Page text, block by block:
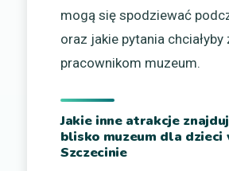
mogą się spodziewać
oraz jakie pytania chciałyby
pracownikom muzeum.
Jakie inne atrakcje
blisko muzeum dla dzieci
Szczecinie